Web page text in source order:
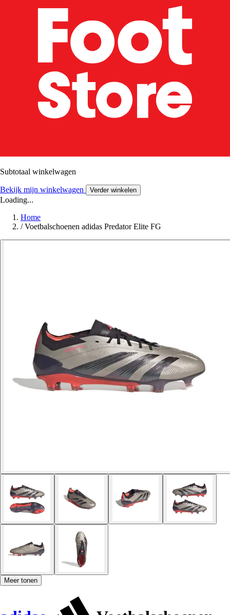
Subtotaal winkelwagen
Bekijk mijn winkelwagen Verder winkelen
Loading...
Home
/ Voetbalschoenen adidas Predator Elite FG
Meer tonen